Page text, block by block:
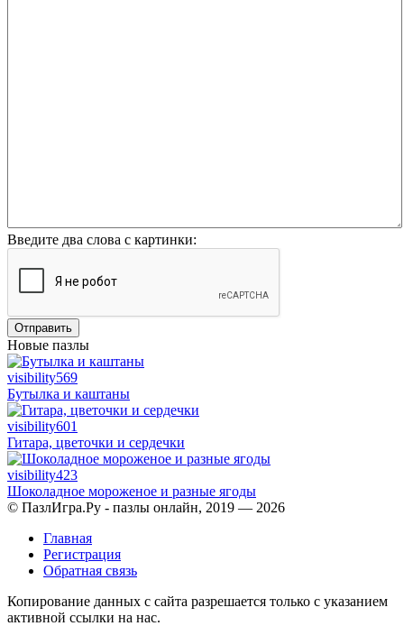
Введите два слова с картинки:
Отправить
Новые пазлы
visibility569
Бутылка и каштаны
visibility601
Гитара, цветочки и сердечки
visibility423
Шоколадное мороженое и разные ягоды
© ПазлИгра.Ру - пазлы онлайн, 2019 — 2026
Главная
Регистрация
Обратная связь
Копирование данных с сайта разрешается только с указанием
активной ссылки на нас.